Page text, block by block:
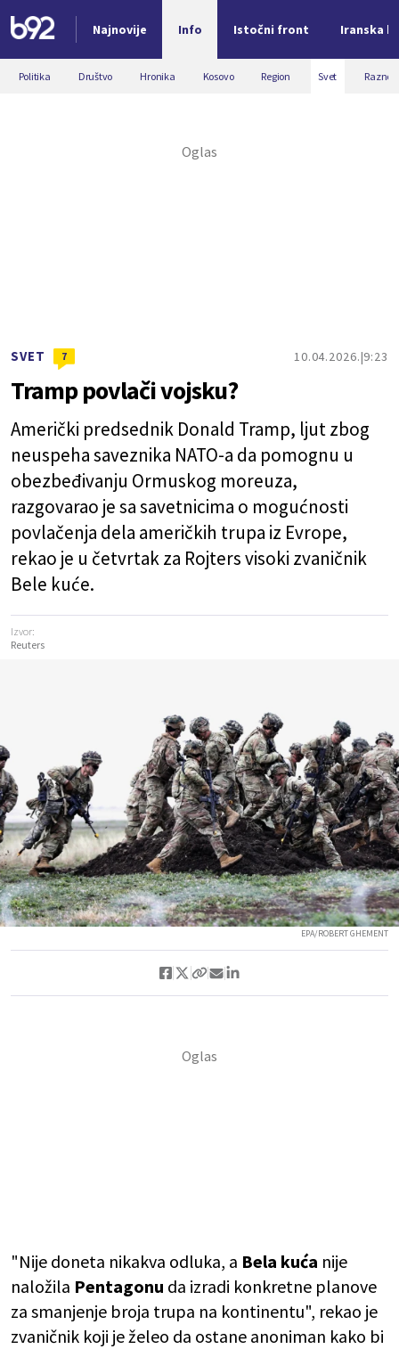
Najnovije Info Istočni front Iranska
Nova vest
Politika Društvo Hronika Kosovo Region Svet Razno
SVET 7 10.04.2026. 9:23
Tramp povlači vojsku?
Američki predsednik Donald Tramp, ljut zbog
neuspeha saveznika NATO-a da pomognu u
obezbeđivanju Ormuskog moreuza,
razgovarao je sa savetnicima o mogućnosti
povlačenja dela američkih trupa iz Evrope,
rekao je u četvrtak za Rojters visoki zvaničnik
Bele kuće.
Izvor:
Reuters
EPA/ROBERT GHEMENT
"Nije doneta nikakva odluka, a Bela kuća nije
naložila Pentagonu da izradi konkretne planove
za smanjenje broja trupa na kontinentu", rekao je
zvaničnik koji je želeo da ostane anoniman kako bi